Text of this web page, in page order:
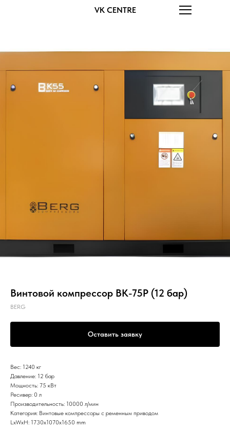
VK CENTRE
Винтовой компрессор ВК-75Р (12 бар)
BERG
Оставить заявку
Вес: 1240 кг
Давление: 12 бар
Мощность: 75 кВт
Ресивер: 0 л
Производительность: 10000 л/мин
Категория: Винтовые компрессоры с ременным приводом
LxWxH: 1730x1070x1650 mm